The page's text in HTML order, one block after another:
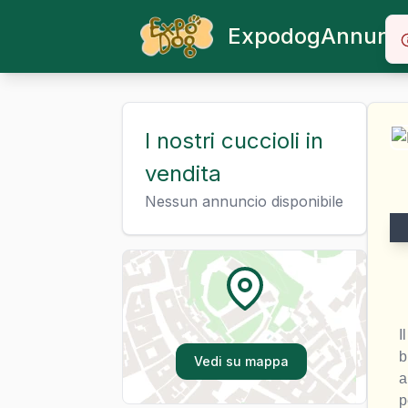
ExpodogAnnunci
I nostri cuccioli in
vendita
Nessun annuncio disponibile
Vedi su mappa